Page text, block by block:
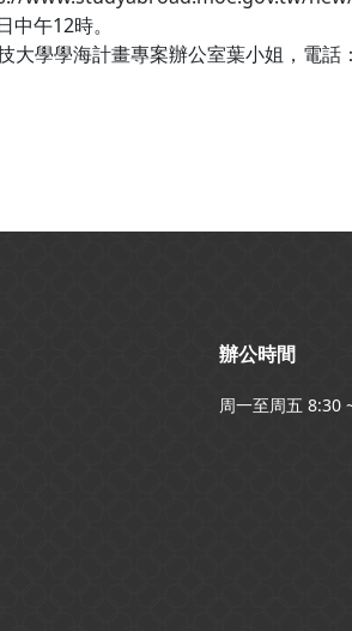
午12時。
大學學海計畫專案辦公室葉小姐，電
辦公時間
周一至周五 8:30